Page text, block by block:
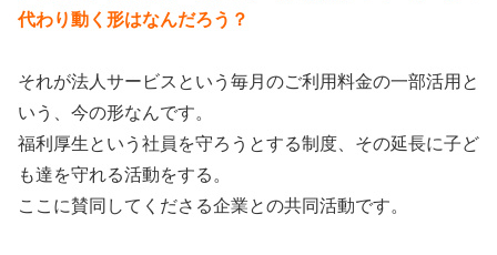
代わり動く形はなんだろう？
それが法人サービスという毎月のご利用料金の一部活用と
いう、今の形なんです。
福利厚生という社員を守ろうとする制度、その延長に子ど
も達を守れる活動をする。
ここに賛同してくださる企業との共同活動です。